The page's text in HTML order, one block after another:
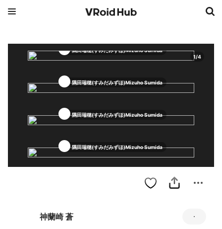
1/4
隅田瑞穂(すみだみずほ)Mizuho Sumida
隅田瑞穂(すみだみずほ)Mizuho Sumida
隅田瑞穂(すみだみずほ)Mizuho Sumida
隅田瑞穂(すみだみずほ)Mizuho Sumida
神蘭崎 蒼